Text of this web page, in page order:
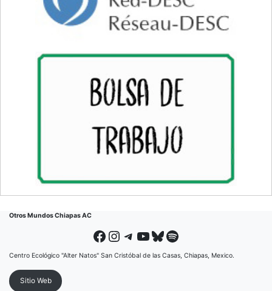
Otros Mundos Chiapas AC
Facebook Instagram Telegram YouTube Bluesky Spotify
Centro Ecológico "Alter Natos" San Cristóbal de las Casas, Chiapas, Mexico.
Sitio Web